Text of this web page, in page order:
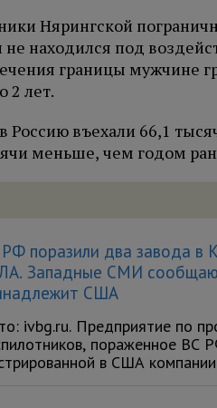
Нярингской
не находился под
границы мужчине
2 лет.
Россию въехали 66,1
меньше, чем годом
поразили два завода в
Западные СМИ
США
ivbg.ru. Предприятие по
пораженное ВС
в США компании